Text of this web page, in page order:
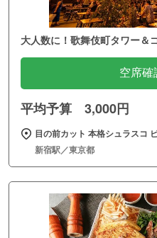
大人数に！歌舞伎町タワー＆
空席確
平均予算 3,000円
目の前カット 本格シュラスコ
新宿駅／東京都